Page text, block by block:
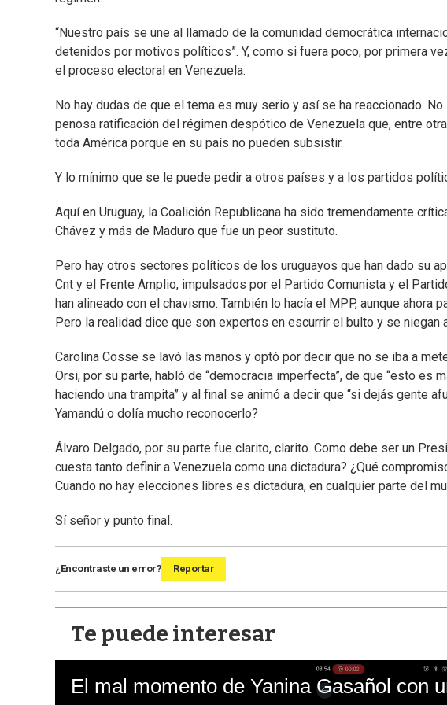
“Nuestro país se une al llamado de la comunidad democrática
detenidos por motivos políticos”. Y, como si fuera poco, por primera
el proceso electoral en Venezuela.
No hay dudas de que el tema es muy serio y así se ha reaccionado.
penosa ratificación del régimen despótico de Venezuela que, entre
toda América porque en su país no pueden subsistir.
Y lo mínimo que se le puede pedir a otros países y a los partidos
Aquí en Uruguay, la Coalición Republicana ha sido tremendamente
Chávez y más de Maduro que fue un peor sustituto.
Pero hay otros sectores políticos de los uruguayos que han dado su
Cnt y el Frente Amplio, impulsados por el Partido Comunista y el
han alineado con el chavismo. También lo hacía el MPP, aunque ahora
Pero la realidad dice que son expertos en escurrir el bulto y se niegan
Carolina Cosse se lavó las manos y optó por decir que no se iba a
Orsi, por su parte, habló de “democracia imperfecta”, de que “esto es
haciendo una trampita” y al final se animó a decir que “si dejás gente
Yamandú o dolía mucho reconocerlo?
Álvaro Delgado, por su parte fue clarito, clarito. Como debe ser un
cuesta tanto definir a Venezuela como una dictadura? ¿Qué
Cuando no hay elecciones libres es dictadura, en cualquier parte del
Sí señor y punto final.
¿Encontraste un error? Reportar
Te puede interesar